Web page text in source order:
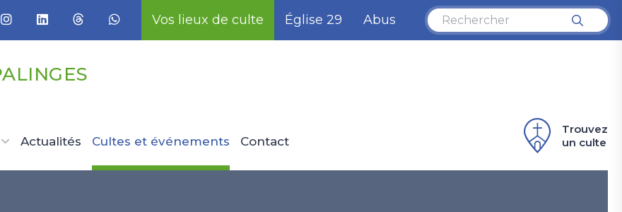
Vos lieux de culte Église 29 Abus
Actualités Cultes et événements Contact
Trouvez
un culte